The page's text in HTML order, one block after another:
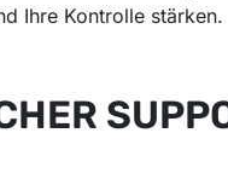
Ihre Kontrolle stärken.